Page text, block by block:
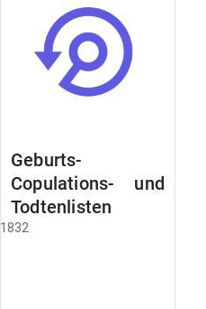
Geburts-
Copulations- und
Todtenlisten
1832